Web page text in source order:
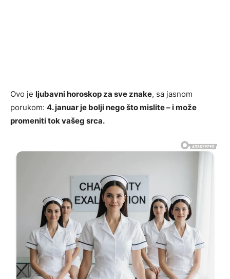
Ovo je ljubavni horoskop za sve znake, sa jasnom
porukom: 4. januar je bolji nego što mislite – i može
promeniti tok vašeg srca.